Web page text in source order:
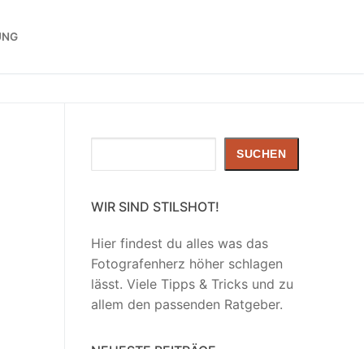
SUCHEN
WIR SIND STILSHOT!
Hier findest du alles was das
Fotografenherz höher schlagen
lässt. Viele Tipps & Tricks und zu
allem den passenden Ratgeber.